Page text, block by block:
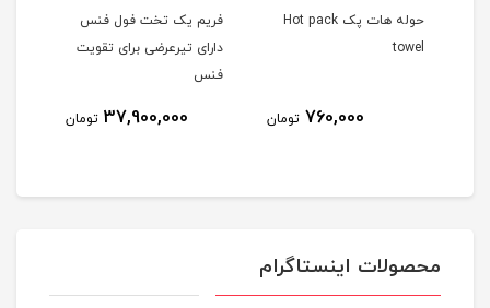
حوله هات پک Hot pack
towel
760,000 تومان
فریم یک تخت فول فنس
دارای تیرعرضی برای تقویت
فنس
37,900,000 تومان
محصولات اینستاگرام